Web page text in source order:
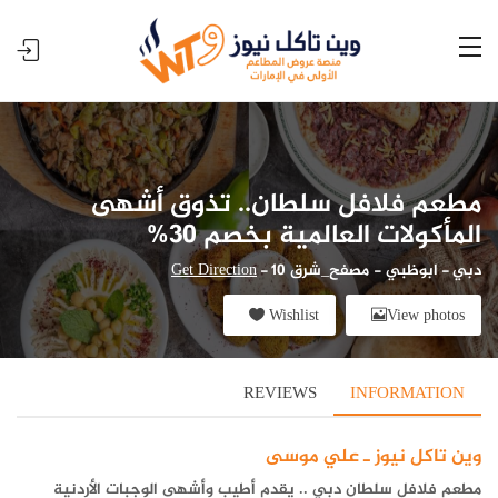
مطعم فلافل سلطان.. تذوق أشهى
المأكولات العالمية بخصم 30%
دبي-ابوظبي - مصفح_شرق 10 -
Get Direction
View photos
Wishlist
INFORMATION
REVIEWS
وين تاكل نيوز ـ علي موسى
مطعم فلافل سلطان دبي .. يقدم أطيب وأشهى الوجبات الأردنية